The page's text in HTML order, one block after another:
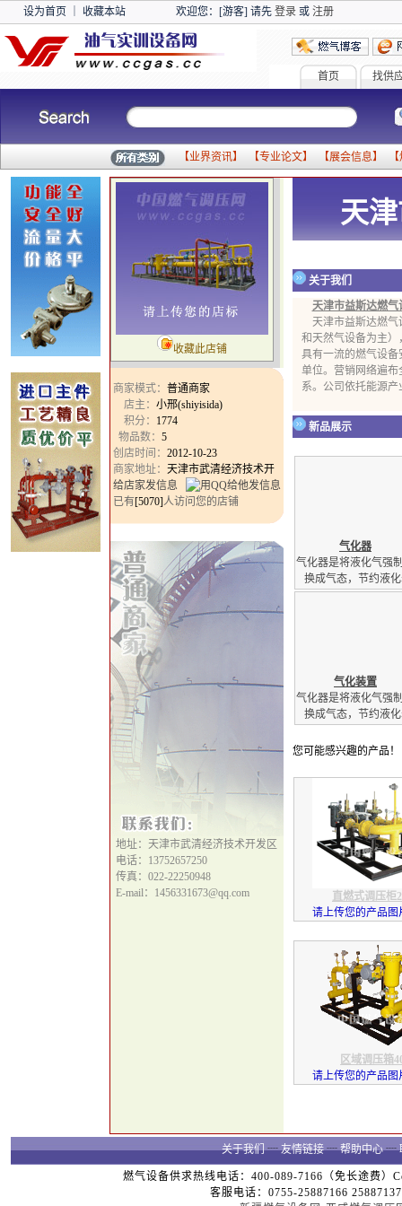
设为首页 收藏本站 欢迎您：[游客] 请先 登录或 注册
首页 找供
【业界资讯】 【专业论文】 【展会信息】 【
收藏此店铺
商家模式： 普通商家
店主： 小邢(shiyisida)
积分：
1774
物品数： 5
创店时间： 2012-10-23
商家地址： 天津市武清经济技术开
给店家发信息
已有[5070]人访问您的店铺
地址：天津市武清经济技术开发区
电话：13752657250
传真：022-22250948
E-mail：1456331673@qq.com
天
关于我们
天津市益斯达燃气
天津市益斯达燃气
和天然气设备为主
具有一流的燃气设备
单位。营销网络遍
系。公司依托能源产
新品展示
气化器
气化器是将液化气强
换成气态，节约液化
气化装置
气化器是将液化气强
换成气态，节约液化
您可能感兴趣的产品！
直燃式调压柜
请上传您的产品图
区域调压箱
请上传您的产品图
关于我们┈友情链接┈帮助中心┈
燃气设备供求热线电话：400-089-7166（免长途费
客服电话：0755-25887166